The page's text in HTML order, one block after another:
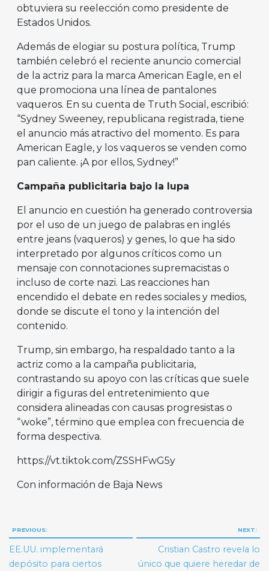
obtuviera su reelección como presidente de
Estados Unidos.
Además de elogiar su postura política, Trump
también celebró el reciente anuncio comercial
de la actriz para la marca American Eagle, en el
que promociona una línea de pantalones
vaqueros. En su cuenta de Truth Social, escribió:
“Sydney Sweeney, republicana registrada, tiene
el anuncio más atractivo del momento. Es para
American Eagle, y los vaqueros se venden como
pan caliente. ¡A por ellos, Sydney!”
Campaña publicitaria bajo la lupa
El anuncio en cuestión ha generado controversia
por el uso de un juego de palabras en inglés
entre jeans (vaqueros) y genes, lo que ha sido
interpretado por algunos críticos como un
mensaje con connotaciones supremacistas o
incluso de corte nazi. Las reacciones han
encendido el debate en redes sociales y medios,
donde se discute el tono y la intención del
contenido.
Trump, sin embargo, ha respaldado tanto a la
actriz como a la campaña publicitaria,
contrastando su apoyo con las críticas que suele
dirigir a figuras del entretenimiento que
considera alineadas con causas progresistas o
“woke”, término que emplea con frecuencia de
forma despectiva.
https://vt.tiktok.com/ZSSHFwG5y
Con información de Baja News
Navegación
de
entradas
PREVIOUS:
EE.UU. implementará
depósito para ciertos
NEXT:
Cristian Castro revela lo
único que quiere heredar de